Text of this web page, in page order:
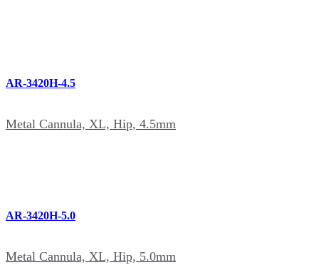
AR-3420H-4.5
Metal Cannula, XL, Hip, 4.5mm
AR-3420H-5.0
Metal Cannula, XL, Hip, 5.0mm